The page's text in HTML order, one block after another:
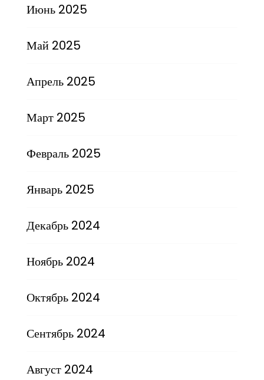
Июнь 2025
Май 2025
Апрель 2025
Март 2025
Февраль 2025
Январь 2025
Декабрь 2024
Ноябрь 2024
Октябрь 2024
Сентябрь 2024
Август 2024